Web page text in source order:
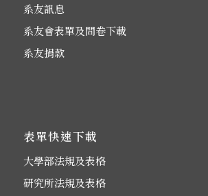
系友訊息
系友會表單及問卷下載
系友捐款
表單快速下載
大學部法規及表格
研究所法規及表格